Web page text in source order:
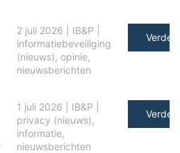
2 juli 2026 IB&P
informatiebeveiliging
(nieuws), opinie,
nieuwsberichten
Verder
1 juli 2026 IB&P
privacy (nieuws),
informatie,
nieuwsberichten
Verder